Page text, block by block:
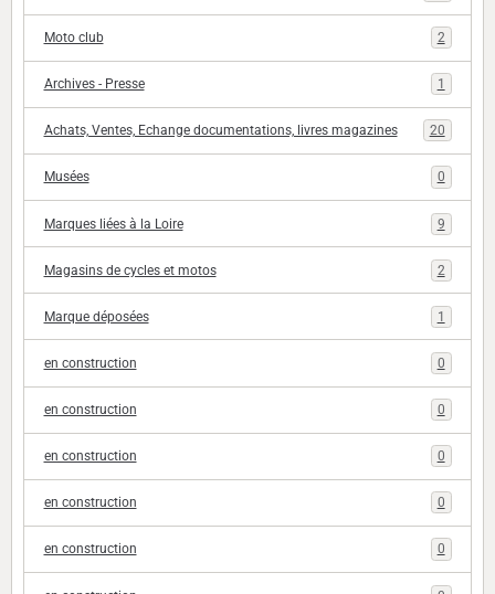
Moto club 2
Archives - Presse 1
Achats, Ventes, Echange documentations, livres magazines 20
Musées 0
Marques liées à la Loire 9
Magasins de cycles et motos 2
Marque déposées 1
en construction 0
en construction 0
en construction 0
en construction 0
en construction 0